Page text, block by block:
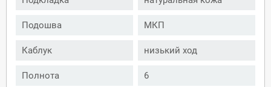
Подошва МКП
Каблук низький ход
Полнота 6